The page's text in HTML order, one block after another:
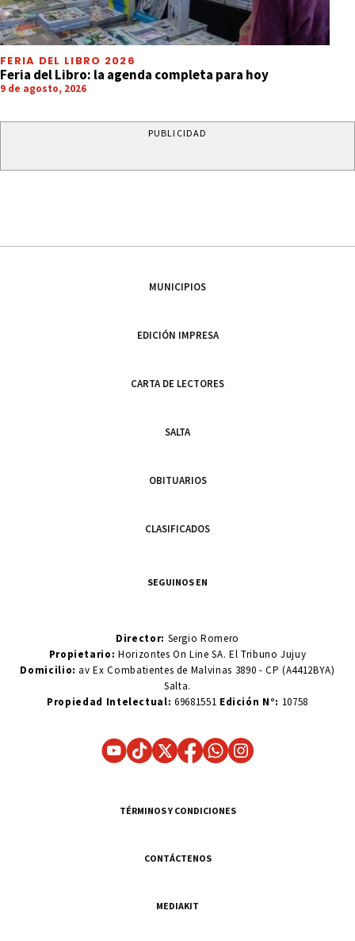
FERIA DEL LIBRO 2026
Feria del Libro: la agenda completa para hoy
9 de agosto, 2026
PUBLICIDAD
MUNICIPIOS
EDICIÓN IMPRESA
CARTA DE LECTORES
SALTA
OBITUARIOS
CLASIFICADOS
SEGUINOS EN
Director: Sergio Romero
Propietario:Horizontes On Line SA. El Tribuno Jujuy
Domicilio: av Ex Combatientes de Malvinas 3890 - CP (A4412BYA)
Salta.
Propiedad Intelectual: 69681551 Edición N°: 10758
TÉRMINOS Y CONDICIONES
CONTÁCTENOS
MEDIAKIT